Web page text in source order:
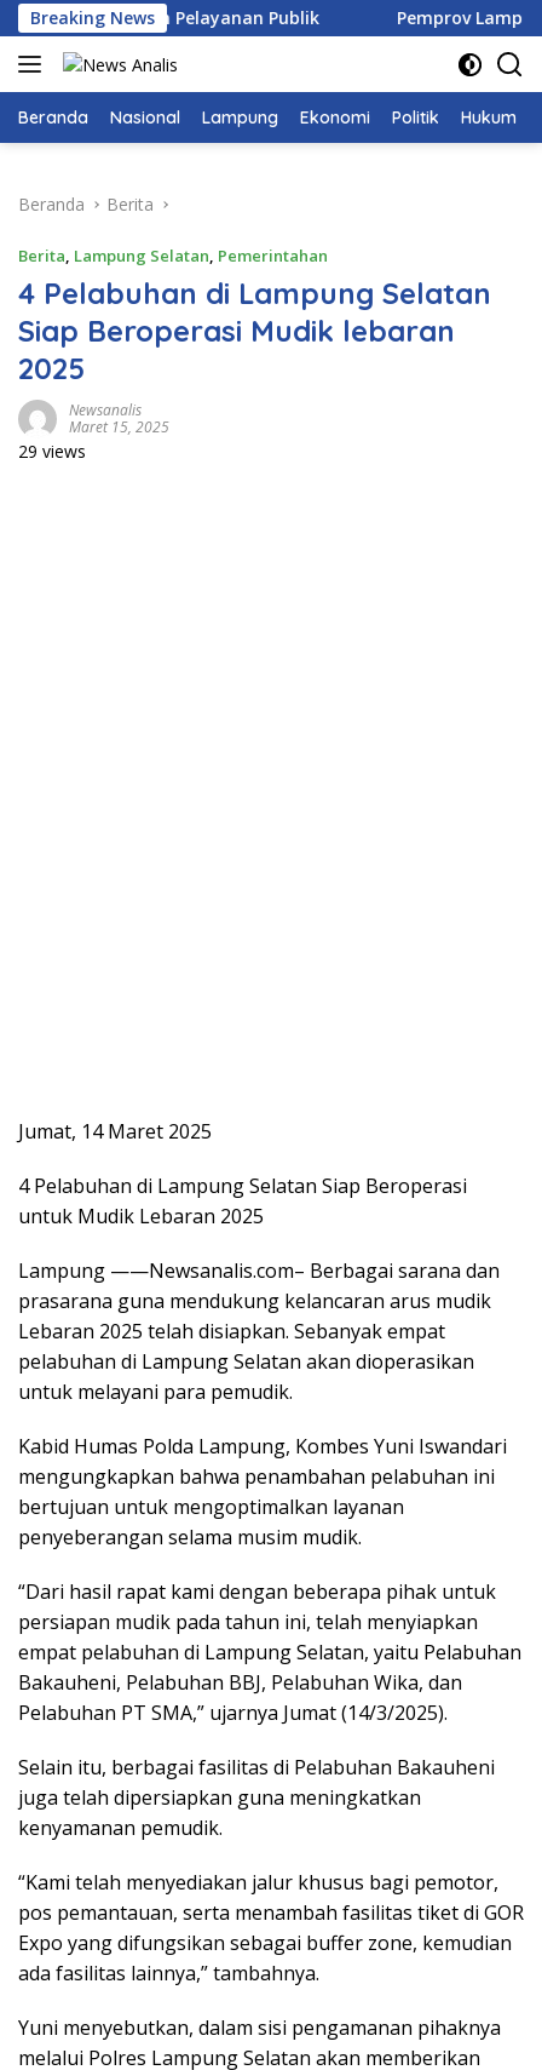
Langsung
ke
konten
Breaking News
Sosial dan Pelayanan Publik Pemprov Lampung
Beranda Nasional Lampung Ekonomi Politik Hukum
Beranda Berita
Berita, Lampung Selatan, Pemerintahan
4 Pelabuhan di Lampung Selatan
Siap Beroperasi Mudik lebaran
2025
Newsanalis
Maret 15, 2025
29 views
Jumat, 14 Maret 2025
4 Pelabuhan di Lampung Selatan Siap Beroperasi
untuk Mudik Lebaran 2025
Lampung ——Newsanalis.com– Berbagai sarana dan
prasarana guna mendukung kelancaran arus mudik
Lebaran 2025 telah disiapkan. Sebanyak empat
pelabuhan di Lampung Selatan akan dioperasikan
untuk melayani para pemudik.
Kabid Humas Polda Lampung, Kombes Yuni Iswandari
mengungkapkan bahwa penambahan pelabuhan ini
bertujuan untuk mengoptimalkan layanan
penyeberangan selama musim mudik.
“Dari hasil rapat kami dengan beberapa pihak untuk
persiapan mudik pada tahun ini, telah menyiapkan
empat pelabuhan di Lampung Selatan, yaitu Pelabuhan
Bakauheni, Pelabuhan BBJ, Pelabuhan Wika, dan
Pelabuhan PT SMA,” ujarnya Jumat (14/3/2025).
Selain itu, berbagai fasilitas di Pelabuhan Bakauheni
juga telah dipersiapkan guna meningkatkan
kenyamanan pemudik.
“Kami telah menyediakan jalur khusus bagi pemotor,
pos pemantauan, serta menambah fasilitas tiket di GOR
Expo yang difungsikan sebagai buffer zone, kemudian
ada fasilitas lainnya,” tambahnya.
Yuni menyebutkan, dalam sisi pengamanan pihaknya
melalui Polres Lampung Selatan akan memberikan